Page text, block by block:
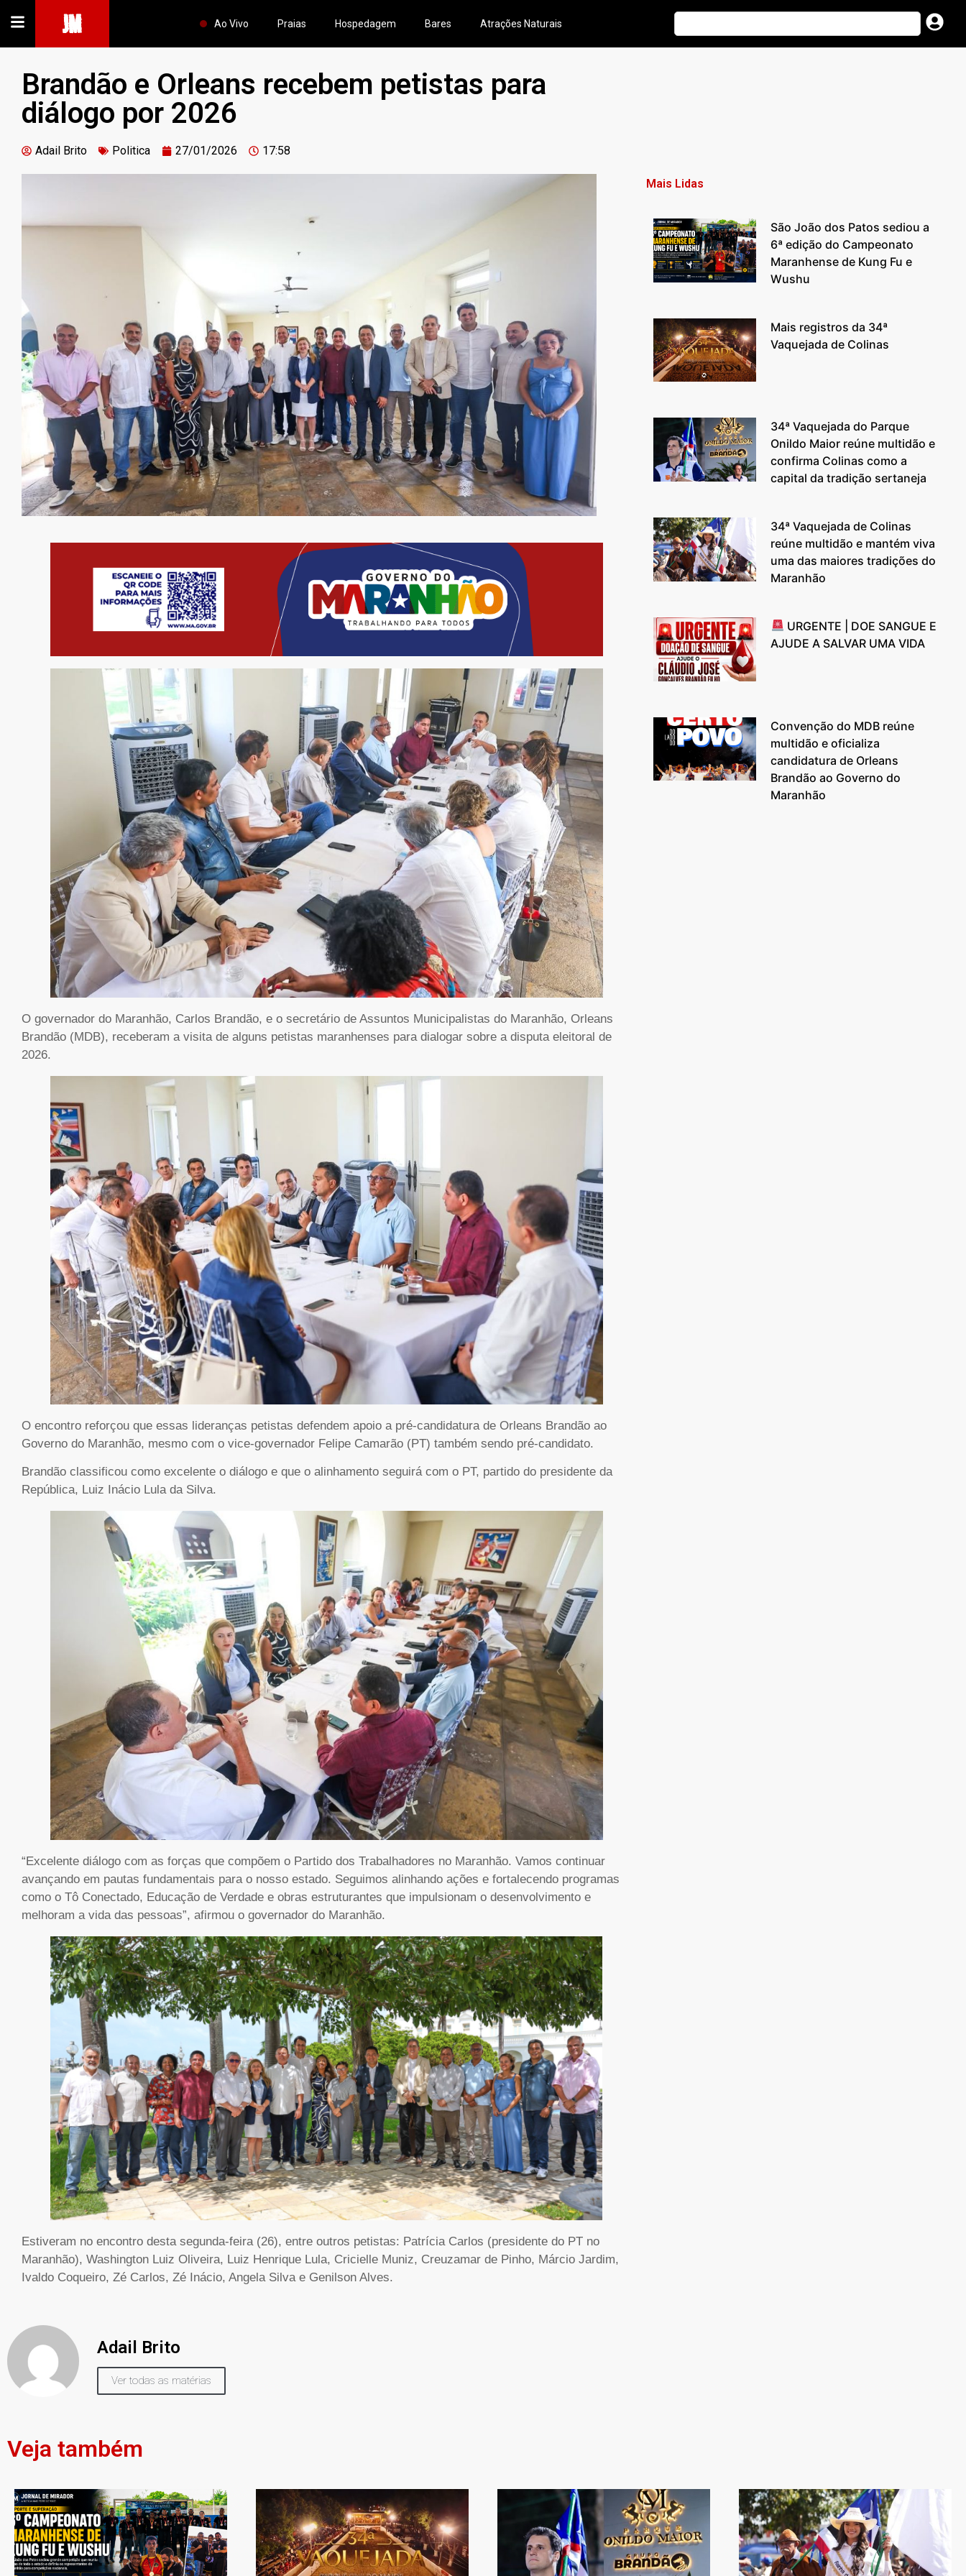
JM Ao Vivo Praias Hospedagem Bares Atrações Naturais
Brandão e Orleans recebem petistas para
diálogo por 2026
Adail Brito Politica 27/01/2026 17:58
O governador do Maranhão, Carlos Brandão, e o secretário de Assuntos Municipalistas do Maranhão, Orleans
Brandão (MDB), receberam a visita de alguns petistas maranhenses para dialogar sobre a disputa eleitoral de
2026.
O encontro reforçou que essas lideranças petistas defendem apoio a pré-candidatura de Orleans Brandão ao
Governo do Maranhão, mesmo com o vice-governador Felipe Camarão (PT) também sendo pré-candidato.
Brandão classificou como excelente o diálogo e que o alinhamento seguirá com o PT, partido do presidente da
República, Luiz Inácio Lula da Silva.
“Excelente diálogo com as forças que compõem o Partido dos Trabalhadores no Maranhão. Vamos continuar
avançando em pautas fundamentais para o nosso estado. Seguimos alinhando ações e fortalecendo programas
como o Tô Conectado, Educação de Verdade e obras estruturantes que impulsionam o desenvolvimento e
melhoram a vida das pessoas”, afirmou o governador do Maranhão.
Estiveram no encontro desta segunda-feira (26), entre outros petistas: Patrícia Carlos (presidente do PT no
Maranhão), Washington Luiz Oliveira, Luiz Henrique Lula, Cricielle Muniz, Creuzamar de Pinho, Márcio Jardim,
Ivaldo Coqueiro, Zé Carlos, Zé Inácio, Angela Silva e Genilson Alves.
Mais Lidas
São João dos Patos sediou a
6ª edição do Campeonato
Maranhense de Kung Fu e
Wushu
Mais registros da 34ª
Vaquejada de Colinas
34ª Vaquejada do Parque
Onildo Maior reúne multidão e
confirma Colinas como a
capital da tradição sertaneja
34ª Vaquejada de Colinas
reúne multidão e mantém viva
uma das maiores tradições do
Maranhão
URGENTE | DOE SANGUE E
AJUDE A SALVAR UMA VIDA
Convenção do MDB reúne
multidão e oficializa
candidatura de Orleans
Brandão ao Governo do
Maranhão
Adail Brito
Ver todas as matérias
Veja também